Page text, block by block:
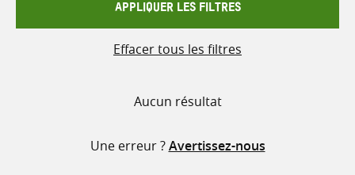
APPLIQUER LES FILTRES
Effacer tous les filtres
Aucun résultat
Une erreur ?Avertissez-nous